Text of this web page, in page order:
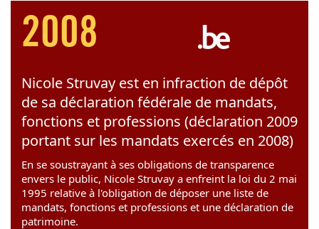
2008
Nicole Struvay est en infraction de dépôt
de sa déclaration fédérale de mandats,
fonctions et professions (déclaration 2009
portant sur les mandats exercés en 2008)
En se soustrayant à ses obligations de transparence
envers le public, Nicole Struvay a enfreint la loi du 2 mai
1995 relative à l'obligation de déposer une liste de
mandats, fonctions et professions et une déclaration de
patrimoine.